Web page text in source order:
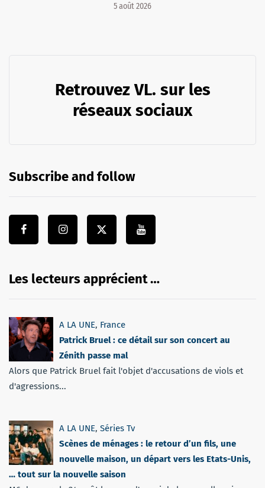
5 août 2026
Retrouvez VL. sur les
réseaux sociaux
Subscribe and follow
Les lecteurs apprécient …
A LA UNE, France
Patrick Bruel : ce détail sur son concert au
Zénith passe mal
Alors que Patrick Bruel fait l'objet d'accusations de viols et
d'agressions...
A LA UNE, Séries Tv
Scènes de ménages : le retour d’un fils, une
nouvelle maison, un départ vers les Etats-Unis,
… tout sur la nouvelle saison